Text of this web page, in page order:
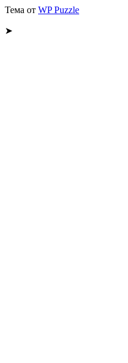
Тема от WP Puzzle
➤